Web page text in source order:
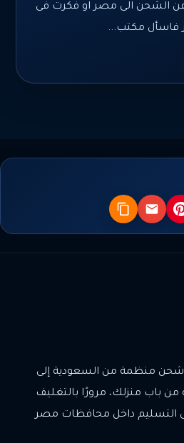
عن الشحن الى مصر او فكرت فى
فاسأل مكتب...
بنترستالبريد نسخ
شحن منظمة من السعودية إلى
باب منزلك، مرورًا بالتغليف
التسليم داخل محافظات مصر